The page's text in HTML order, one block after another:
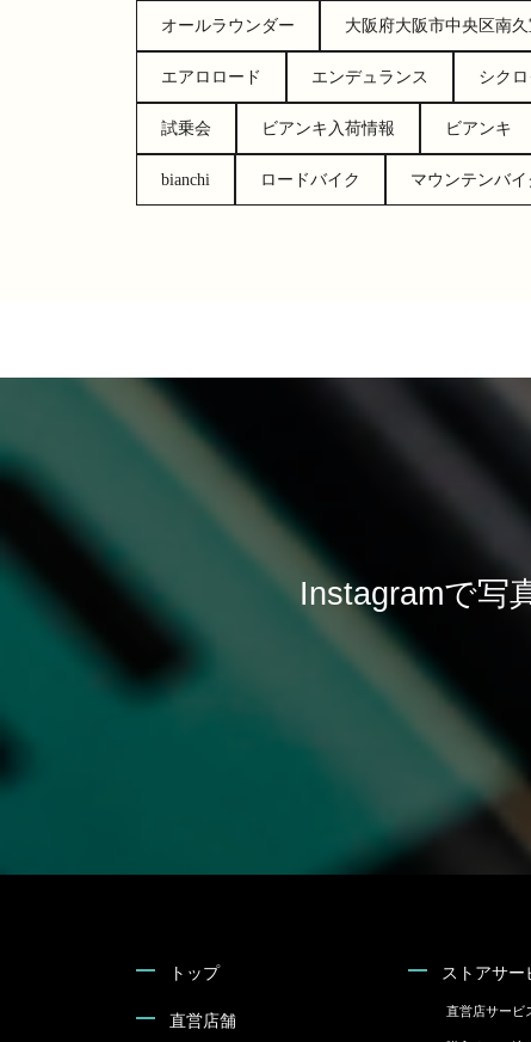
オールラウンダー 大阪府大阪市中央区南
エアロロード エンデュランス シク
試乗会 ビアンキ入荷情報 ビアンキ
bianchi ロードバイク マウンテンバイ
Instagramで写
トップ
直営店舗
ストアサー
直営店サービ